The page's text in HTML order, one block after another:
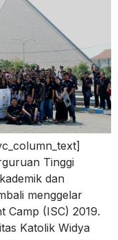
Tinggi
dan
menggelar
Camp (ISC) 2019.
Katolik Widya